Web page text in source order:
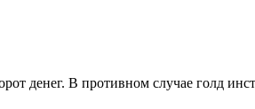
денег. В противном случае голд